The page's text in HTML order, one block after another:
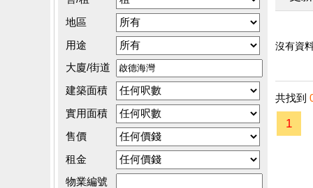
地區
用途
大廈/街道
建築面積
實用面積
售價
租金
物業編號
沒有資料
共找到
1